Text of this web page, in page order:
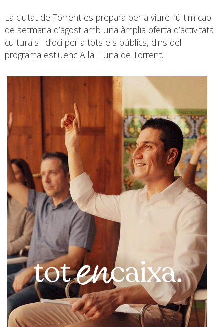
La ciutat de Torrent es prepara per a viure l’últim cap
de setmana d’agost amb una àmplia oferta d’activitats
culturals i d’oci per a tots els públics, dins del
programa estiuenc A la Lluna de Torrent.